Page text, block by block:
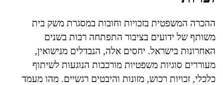
ההכרה המשפטית בזכויות וחובות במסגרת משק בית
משותף של ידועים בציבור התפתחה רבות בשנים
האחרונות בישראל. יחסים אלה, הנבדלים מנישואין,
מעוררים סוגיות משפטיות מורכבות הנוגעות לשיתוף
כלכלי, זכויות רכוש, מזונות והיבטים רגשיים. מהו מעמד